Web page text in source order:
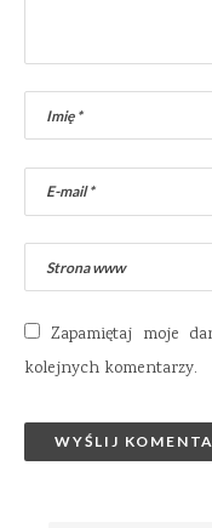
Zapamiętaj moje
kolejnych komentarzy.